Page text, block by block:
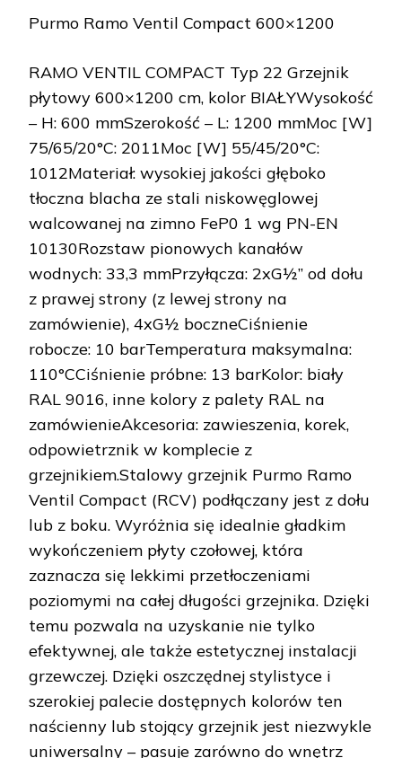
Purmo Ramo Ventil Compact 600×1200
RAMO VENTIL COMPACT Typ 22 Grzejnik
płytowy 600×1200 cm, kolor BIAŁYWysokość
– H: 600 mmSzerokość – L: 1200 mmMoc [W]
75/65/20°C: 2011Moc [W] 55/45/20°C:
1012Materiał: wysokiej jakości głęboko
tłoczna blacha ze stali niskowęglowej
walcowanej na zimno FeP0 1 wg PN-EN
10130Rozstaw pionowych kanałów
wodnych: 33,3 mmPrzyłącza: 2xG½” od dołu
z prawej strony (z lewej strony na
zamówienie), 4xG½ boczneCiśnienie
robocze: 10 barTemperatura maksymalna:
110°CCiśnienie próbne: 13 barKolor: biały
RAL 9016, inne kolory z palety RAL na
zamówienieAkcesoria: zawieszenia, korek,
odpowietrznik w komplecie z
grzejnikiem.Stalowy grzejnik Purmo Ramo
Ventil Compact (RCV) podłączany jest z dołu
lub z boku. Wyróżnia się idealnie gładkim
wykończeniem płyty czołowej, która
zaznacza się lekkimi przetłoczeniami
poziomymi na całej długości grzejnika. Dzięki
temu pozwala na uzyskanie nie tylko
efektywnej, ale także estetycznej instalacji
grzewczej. Dzięki oszczędnej stylistyce i
szerokiej palecie dostępnych kolorów ten
naścienny lub stojący grzejnik jest niezwykle
uniwersalny – pasuje zarówno do wnętrz